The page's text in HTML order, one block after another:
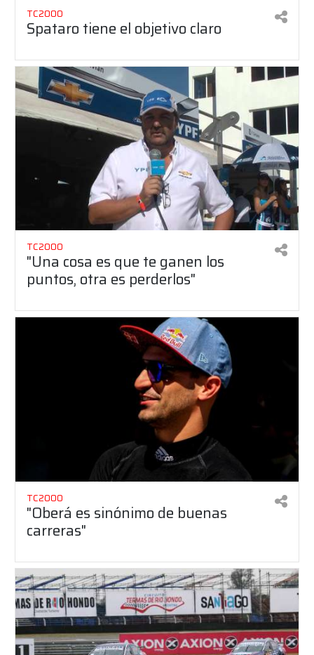
TC2000
Spataro tiene el objetivo claro
TC2000
"Una cosa es que te ganen los
puntos, otra es perderlos"
TC2000
"Oberá es sinónimo de buenas
carreras"